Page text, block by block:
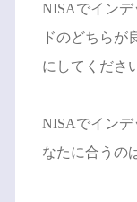
NISAでイン
ドのどちらが
にしてくださ
NISAでインデ
なたに合うの